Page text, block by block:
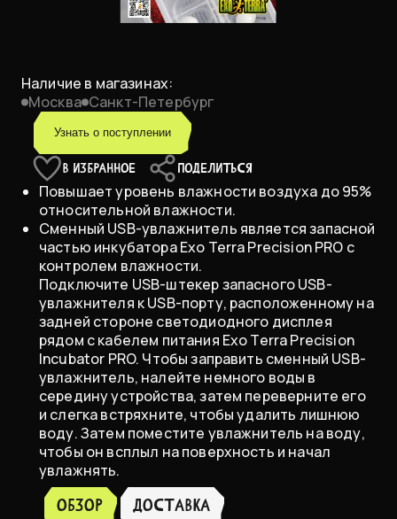
Наличие в магазинах:
Москва Санкт-Петербург
Узнать о поступлении
В ИЗБРАННОЕ ПОДЕЛИТЬСЯ
Повышает уровень влажности воздуха до 95%
относительной влажности.
Сменный USB-увлажнитель является запасной
частью инкубатора Exo Terra Precision PRO с
контролем влажности.
Подключите USB-штекер запасного USB-
увлажнителя к USB-порту, расположенному на
задней стороне светодиодного дисплея
рядом с кабелем питания Exo Terra Precision
Incubator PRO. Чтобы заправить сменный USB-
увлажнитель, налейте немного воды в
середину устройства, затем переверните его
и слегка встряхните, чтобы удалить лишнюю
воду. Затем поместите увлажнитель на воду,
чтобы он всплыл на поверхность и начал
увлажнять.
Обзор доставка